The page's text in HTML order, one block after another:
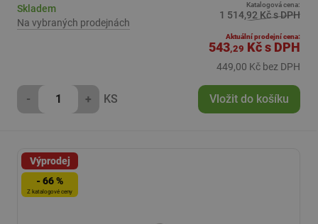
Skladem
Na vybraných prodejnách
Katalogová cena:
1 514,92 Kč s DPH
Aktuální prodejní cena:
543,29 Kčs DPH
449,00 Kč bez DPH
- + KS Vložit do košíku
Výprodej
- 66 %
Z katalogové ceny